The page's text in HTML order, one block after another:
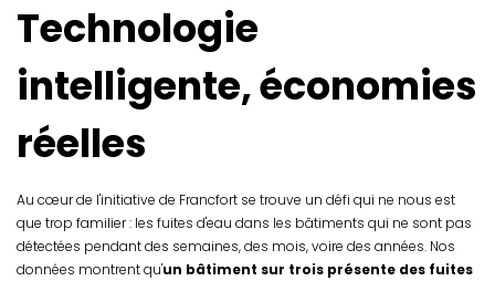
Technologie
intelligente, économies
réelles
Au cœur de l'initiative de Francfort se trouve un défi qui ne nous est
que trop familier : les fuites d'eau dans les bâtiments qui ne sont pas
détectées pendant des semaines, des mois, voire des années. Nos
données montrent qu'un bâtiment sur trois présente des fuites